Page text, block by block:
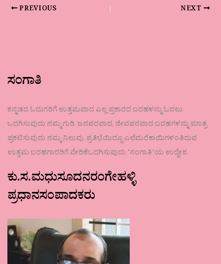
PREVIOUS NEXT
ಸಂಗಾತಿ
ಕನ್ನಡದ ಓದುಗರಿಗೆ ಉತ್ತಮವಾದ ಎಲ್ಲ ಪ್ರಕಾರದ ಬರಹಳನ್ನು ಓದಲು
ಒದಗಿಸುವುದು ನಮ್ಮ ಗುರಿ. ಜನಪರವಾದ, ಜೀವಪರವಾದ ಬರಹಗಳನ್ನು ಮಾತ್ರ
ಪ್ರಕಟಿಸುವುದು ನಮ್ಮ ನಿಲುವು. ಪ್ರತಿಭೆಯಿದ್ದೂ ಎಲೆಮರೆಕಾಯಿಗಳಂತಿರುವ
ಉತ್ತಮ ಬರಹಗಾರರಿಗೆ ವೇದಿಕೆಒದಗಿಸುವುದು ʼಸಂಗಾತಿʼಯ ಉದ್ದೇಶ.
ಕು.ಸ.ಮಧುಸೂದನರಂಗೇಹಳ್ಳಿ
ಪ್ರಧಾನಸಂಪಾದಕರು